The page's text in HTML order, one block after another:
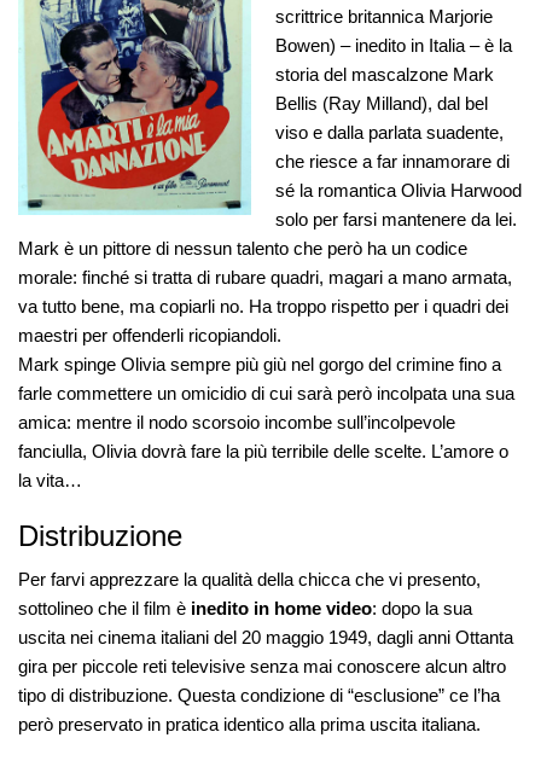
scrittrice britannica Marjorie
Bowen) – inedito in Italia – è la
storia del mascalzone Mark
Bellis (Ray Milland), dal bel
viso e dalla parlata suadente,
che riesce a far innamorare di
sé la romantica Olivia Harwood
solo per farsi mantenere da lei.
Mark è un pittore di nessun talento che però ha un codice
morale: finché si tratta di rubare quadri, magari a mano armata,
va tutto bene, ma copiarli no. Ha troppo rispetto per i quadri dei
maestri per offenderli ricopiandoli.
Mark spinge Olivia sempre più giù nel gorgo del crimine fino a
farle commettere un omicidio di cui sarà però incolpata una sua
amica: mentre il nodo scorsoio incombe sull’incolpevole
fanciulla, Olivia dovrà fare la più terribile delle scelte. L’amore o
la vita…
Distribuzione
Per farvi apprezzare la qualità della chicca che vi presento,
sottolineo che il film è inedito in home video: dopo la sua
uscita nei cinema italiani del 20 maggio 1949, dagli anni Ottanta
gira per piccole reti televisive senza mai conoscere alcun altro
tipo di distribuzione. Questa condizione di “esclusione” ce l’ha
però preservato in pratica identico alla prima uscita italiana.